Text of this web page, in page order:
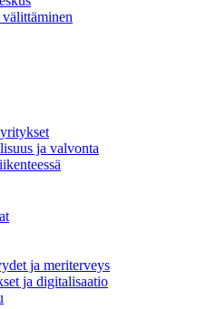
ja valvonta
ja meriterveys
ja digitalisaatio